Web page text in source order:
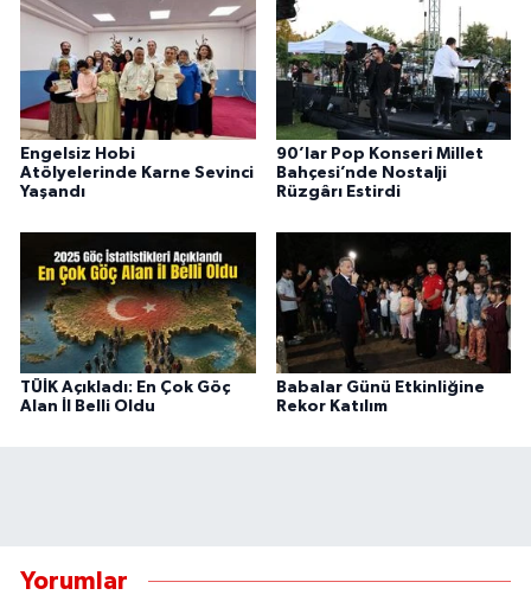
Engelsiz Hobi
Atölyelerinde Karne Sevinci
Yaşandı
90’lar Pop Konseri Millet
Bahçesi’nde Nostalji
Rüzgârı Estirdi
TÜİK Açıkladı: En Çok Göç
Alan İl Belli Oldu
Babalar Günü Etkinliğine
Rekor Katılım
Yorumlar